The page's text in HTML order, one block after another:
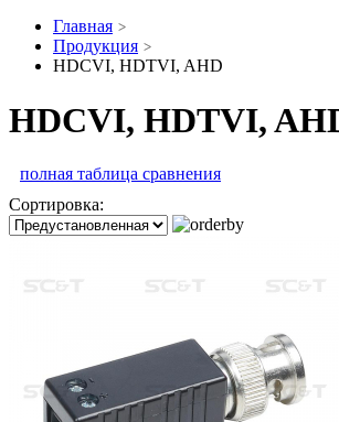
Главная
Продукция
HDCVI, HDTVI, AHD
HDCVI, HDTVI,
полная таблица сравнения
Сортировка: